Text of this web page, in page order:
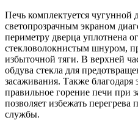
Печь комплектуется чугунной
светопрозрачным экраном
периметру дверца уплотнена
стекловолокнистым шнуром,
избыточной тяги. В верхней
обдува стекла для
засаживания. Также
правильное горение печи при
позволяет избежать перегрева
службы.